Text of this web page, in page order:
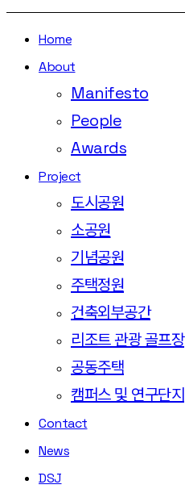
Home
About
Manifesto
People
Awards
Project
도시공원
소공원
기념공원
주택정원
건축외부공간
리조트 관광 골프장
공동주택
캠퍼스 및 연구단지
Contact
News
DSJ